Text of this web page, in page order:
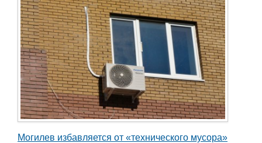
Могилев избавляется от «технического мусора»